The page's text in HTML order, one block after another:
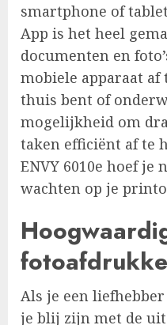
smartphone of
App is het heel
documenten en
mobiele apparaat
thuis bent of
mogelijkheid om
taken efficiënt af te
ENVY 6010e hoef je
wachten op je
Als je een
je blij zijn met de